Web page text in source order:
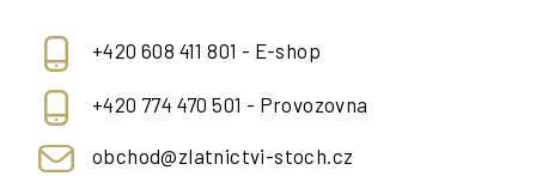
+420 608 411 801 - E-shop
+420 774 470 501 - Provozovna
obchod@zlatnictvi-stoch.cz